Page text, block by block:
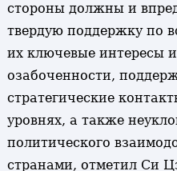
стороны должны и
твердую поддержку по
их ключевые интересы
озабоченности,
стратегические
уровнях, а также
политического
странами, отметил Си